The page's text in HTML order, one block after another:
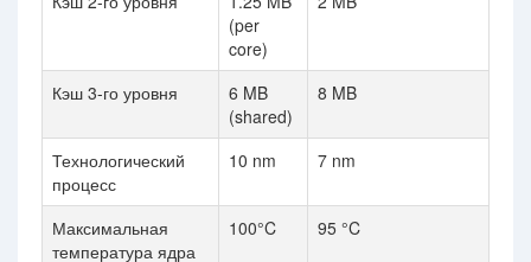
(per
core)
Кэш 3-го уровня
6 MB
(shared)
8 MB
Технологический
процесс
10 nm 7 nm
Максимальная
температура ядра
100°C 95 °C